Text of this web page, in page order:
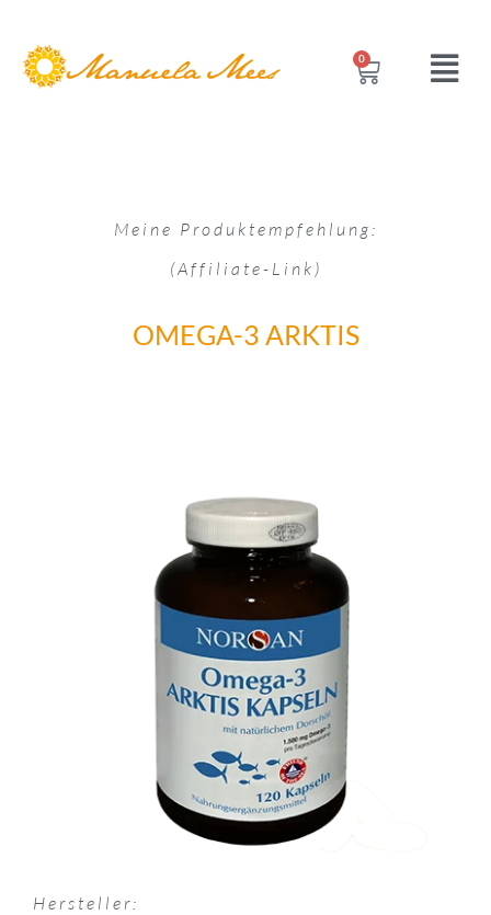
0
Meine Produktempfehlung:
(Affiliate-Link)
OMEGA-3 ARKTIS
Hersteller: